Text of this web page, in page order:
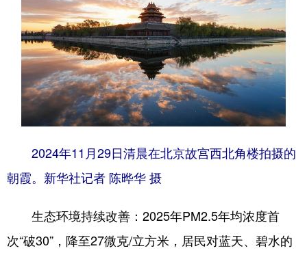
2024年11月29日清晨在北京故宫西北角楼拍摄的
朝霞。新华社记者 陈晔华 摄
生态环境持续改善：2025年PM2.5年均浓度首
次“破30”，降至27微克/立方米，居民对蓝天、碧水的